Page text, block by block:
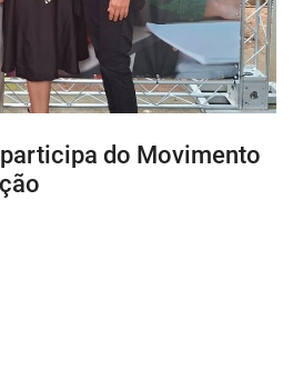
do Movimento